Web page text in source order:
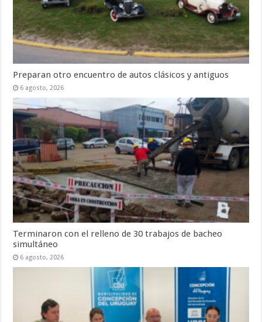
Preparan otro encuentro de autos clásicos y antiguos
6 agosto, 2026
Terminaron con el relleno de 30 trabajos de bacheo
simultáneo
6 agosto, 2026